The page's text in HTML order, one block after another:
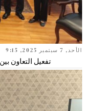
الأحد, 7 سبتمبر 2025, 9:15
تفعيل التعاون